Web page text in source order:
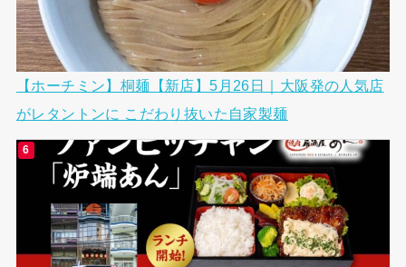
【ホーチミン】桐麺【新店】5月26日｜大阪発の人気店
がレタントンに こだわり抜いた自家製麺